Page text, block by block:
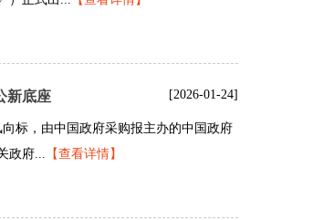
新底座 [2026-01-24]
标，由中国政府采购报主办的中国政府
政府... 【查看详情】